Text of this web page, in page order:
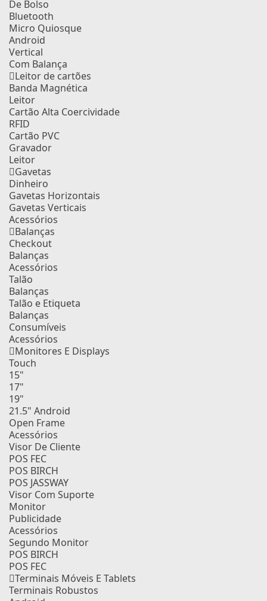
De Bolso
Bluetooth
Micro Quiosque
Android
Vertical
Com Balança
Leitor de cartões
Banda Magnética
Leitor
Cartão Alta Coercividade
RFID
Cartão PVC
Gravador
Leitor
Gavetas
Dinheiro
Gavetas Horizontais
Gavetas Verticais
Acessórios
Balanças
Checkout
Balanças
Acessórios
Talão
Balanças
Talão e Etiqueta
Balanças
Consumíveis
Acessórios
Monitores E Displays
Touch
15"
17"
19"
21.5" Android
Open Frame
Acessórios
Visor De Cliente
POS FEC
POS BIRCH
POS JASSWAY
Visor Com Suporte
Monitor
Publicidade
Acessórios
Segundo Monitor
POS BIRCH
POS FEC
Terminais Móveis E Tablets
Terminais Robustos